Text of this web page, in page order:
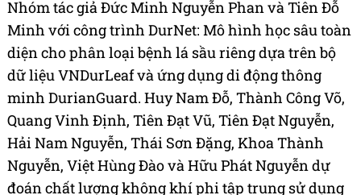
Nhóm tác giả Đức Minh Nguyễn Phan và Tiên Đỗ
Minh với công trình DurNet: Mô hình học sâu toàn
diện cho phân loại bệnh lá sầu riêng dựa trên bộ
dữ liệu VNDurLeaf và ứng dụng di động thông
minh DurianGuard. Huy Nam Đỗ, Thành Công Võ,
Quang Vinh Định, Tiên Đạt Vũ, Tiên Đạt Nguyễn,
Hải Nam Nguyễn, Thái Sơn Đặng, Khoa Thành
Nguyễn, Việt Hùng Đào và Hữu Phát Nguyễn dự
đoán chất lượng không khí phi tập trung sử dụng